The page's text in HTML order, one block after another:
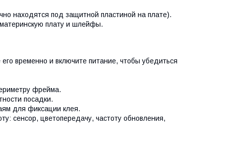
находятся под защитной пластиной на плате).
плату и шлейфы.
временно и включите питание, чтобы убедиться
фрейма.
посадки.
для фиксации клея.
сенсор, цветопередачу, частоту обновления,